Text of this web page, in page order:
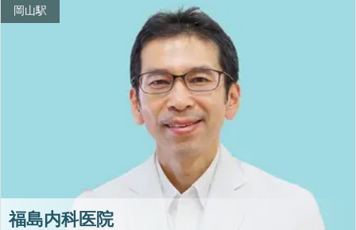
岡山駅
福島内科医院